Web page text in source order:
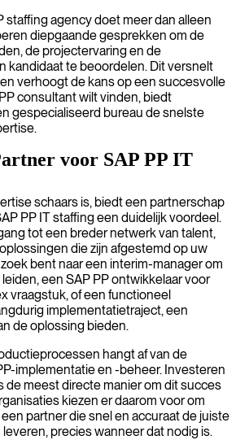
staffing agency doet meer dan alleen
diepgaande gesprekken om de
de projectervaring en de
kandidaat te beoordelen. Dit versnelt
verhoogt de kans op een succesvolle
consultant wilt vinden, biedt
gespecialiseerd bureau de snelste
voor SAP PP IT
schaars is, biedt een partnerschap
PP IT staffing een duidelijk voordeel.
tot een breder netwerk van talent,
die zijn afgestemd op uw
bent naar een interim-manager om
een SAP PP ontwikkelaar voor
vraagstuk, of een functioneel
implementatietraject, een
de oplossing bieden.
hangt af van de
implementatie en -beheer. Investeren
de meest directe manier om dit succes
kiezen er daarom voor om
partner die snel en accuraat de juiste
precies wanneer dat nodig is.